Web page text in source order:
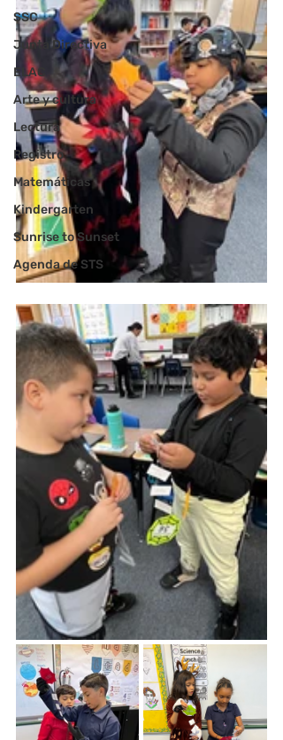
SSC
Junta Directiva
ELAC
Arte y cultura
Lectura
Registro
Matemáticas
Kindergarten
Sunrise to Sunset
Agenda de STS